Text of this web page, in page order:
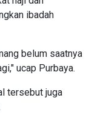
ibadah
belum saatnya
ucap Purbaya.
tersebut juga